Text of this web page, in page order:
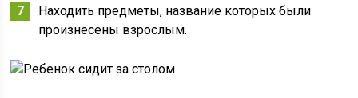
Находить предметы, название которых были
произнесены взрослым.